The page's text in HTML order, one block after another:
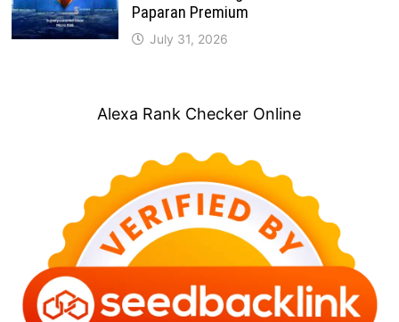
Paparan Premium
July 31, 2026
Alexa Rank Checker Online